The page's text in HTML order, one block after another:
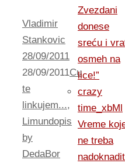
Vladimir
Stankovic
28/09/2011
28/09/2011Cu
te
linkujem...,
Limundopis
by
DedaBor
Zvezdani
donese
sreću i
osmeh na
lice!”
crazy
time_xbMl
Vreme
ne treba